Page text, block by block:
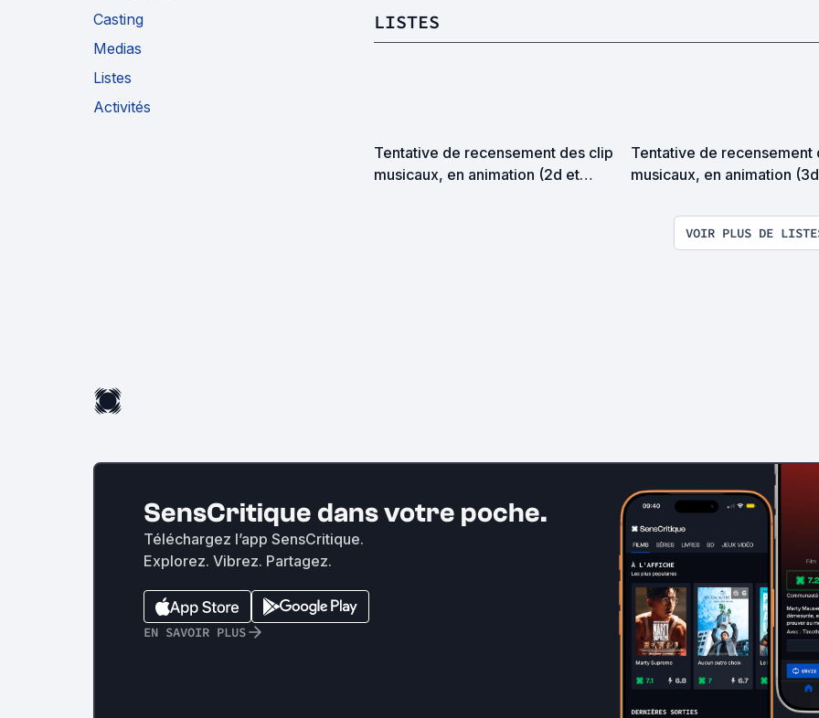
Casting
Medias
Listes
Activités
LISTES
Tentative de recensement des clip
musicaux, en animation (2d et
Tentative de recensement
musicaux, en animation
VOIR PLUS DE
SensCritique dans votre poche.
Téléchargez l’app SensCritique.
Explorez. Vibrez. Partagez.
EN SAVOIR PLUS